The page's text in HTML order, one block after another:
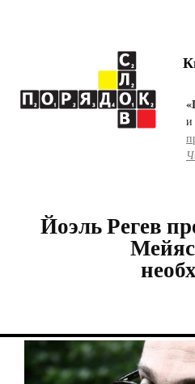
и
Йоэль Регев